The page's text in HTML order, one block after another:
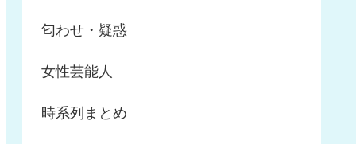
匂わせ・疑惑
女性芸能人
時系列まとめ